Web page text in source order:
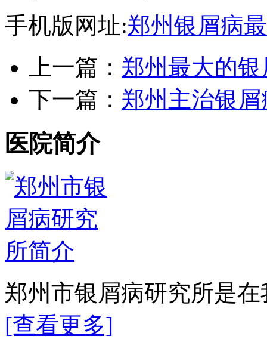
手机版网址:郑州银屑病
上一篇： 郑州最大的
下一篇： 郑州主治银
医院简介
郑州市银屑病研究所是
[查看更多]